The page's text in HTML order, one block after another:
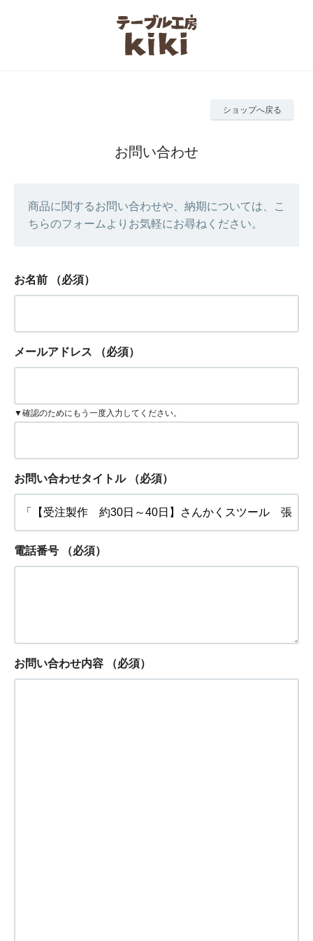
ショップへ戻る
お問い合わせ
商品に関するお問い合わせや、納期については、こ
ちらのフォームよりお気軽にお尋ねください。
お名前 （必須）
メールアドレス （必須）
▼確認のためにもう一度入力してください。
お問い合わせタイトル （必須）
電話番号 （必須）
お問い合わせ内容 （必須）